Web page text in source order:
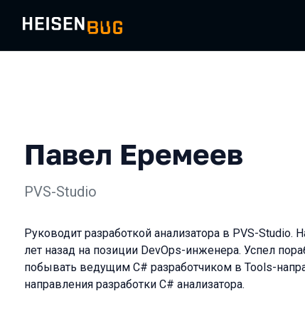
Павел Еремеев
PVS-Studio
Руководит разработкой анализатора в PVS-Studio.
лет назад на позиции DevOps-инженера. Успел
побывать ведущим C# разработчиком в Tools-
направления разработки C# анализатора.